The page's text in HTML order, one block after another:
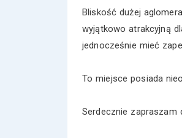
Bliskość dużej
wyjątkowo atrakcyjną
jednocześnie mieć
To miejsce posiada
Serdecznie zapraszam